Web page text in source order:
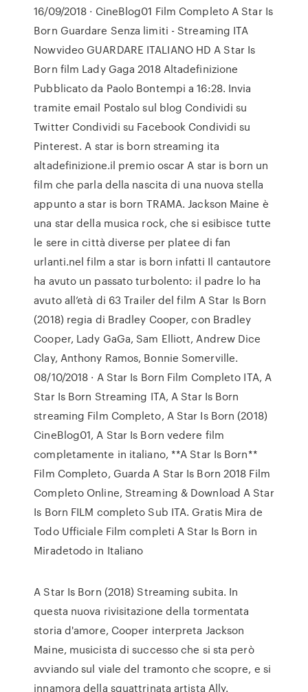
16/09/2018 · CineBlog01 Film Completo A Star Is
Born Guardare Senza limiti - Streaming ITA
Nowvideo GUARDARE ITALIANO HD A Star Is
Born film Lady Gaga 2018 Altadefinizione
Pubblicato da Paolo Bontempi a 16:28. Invia
tramite email Postalo sul blog Condividi su
Twitter Condividi su Facebook Condividi su
Pinterest. A star is born streaming ita
altadefinizione.il premio oscar A star is born un
film che parla della nascita di una nuova stella
appunto a star is born TRAMA. Jackson Maine è
una star della musica rock, che si esibisce tutte
le sere in città diverse per platee di fan
urlanti.nel film a star is born infatti Il cantautore
ha avuto un passato turbolento: il padre lo ha
avuto all’età di 63 Trailer del film A Star Is Born
(2018) regia di Bradley Cooper, con Bradley
Cooper, Lady GaGa, Sam Elliott, Andrew Dice
Clay, Anthony Ramos, Bonnie Somerville.
08/10/2018 · A Star Is Born Film Completo ITA, A
Star Is Born Streaming ITA, A Star Is Born
streaming Film Completo, A Star Is Born (2018)
CineBlog01, A Star Is Born vedere film
completamente in italiano, **A Star Is Born**
Film Completo, Guarda A Star Is Born 2018 Film
Completo Online, Streaming & Download A Star
Is Born FILM completo Sub ITA. Gratis Mira de
Todo Ufficiale Film completi A Star Is Born in
Miradetodo in Italiano
A Star Is Born (2018) Streaming subita. In
questa nuova rivisitazione della tormentata
storia d'amore, Cooper interpreta Jackson
Maine, musicista di successo che si sta però
avviando sul viale del tramonto che scopre, e si
innamora della squattrinata artista Ally.